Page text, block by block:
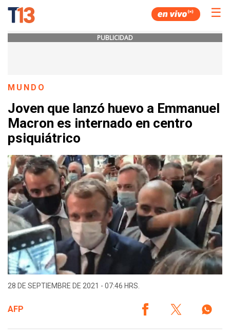
☰
PUBLICIDAD
MUNDO
Joven que lanzó huevo a Emmanuel
Macron es internado en centro
psiquiátrico
28 DE SEPTIEMBRE DE 2021 - 07:46 HRS.
AFP